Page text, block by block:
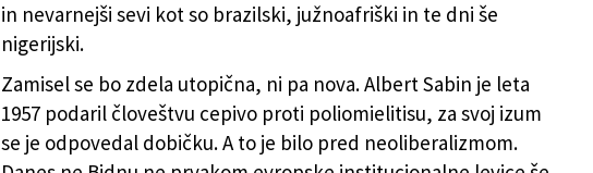
in nevarnejši sevi kot so brazilski, južnoafriški in te dni še
nigerijski.
Zamisel se bo zdela utopična, ni pa nova. Albert Sabin je leta
1957 podaril človeštvu cepivo proti poliomielitisu, za svoj izum
se je odpovedal dobičku. A to je bilo pred neoliberalizmom.